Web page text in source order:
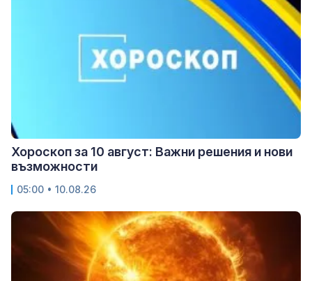
Хороскоп за 10 август: Важни решения и нови
възможности
05:00 • 10.08.26